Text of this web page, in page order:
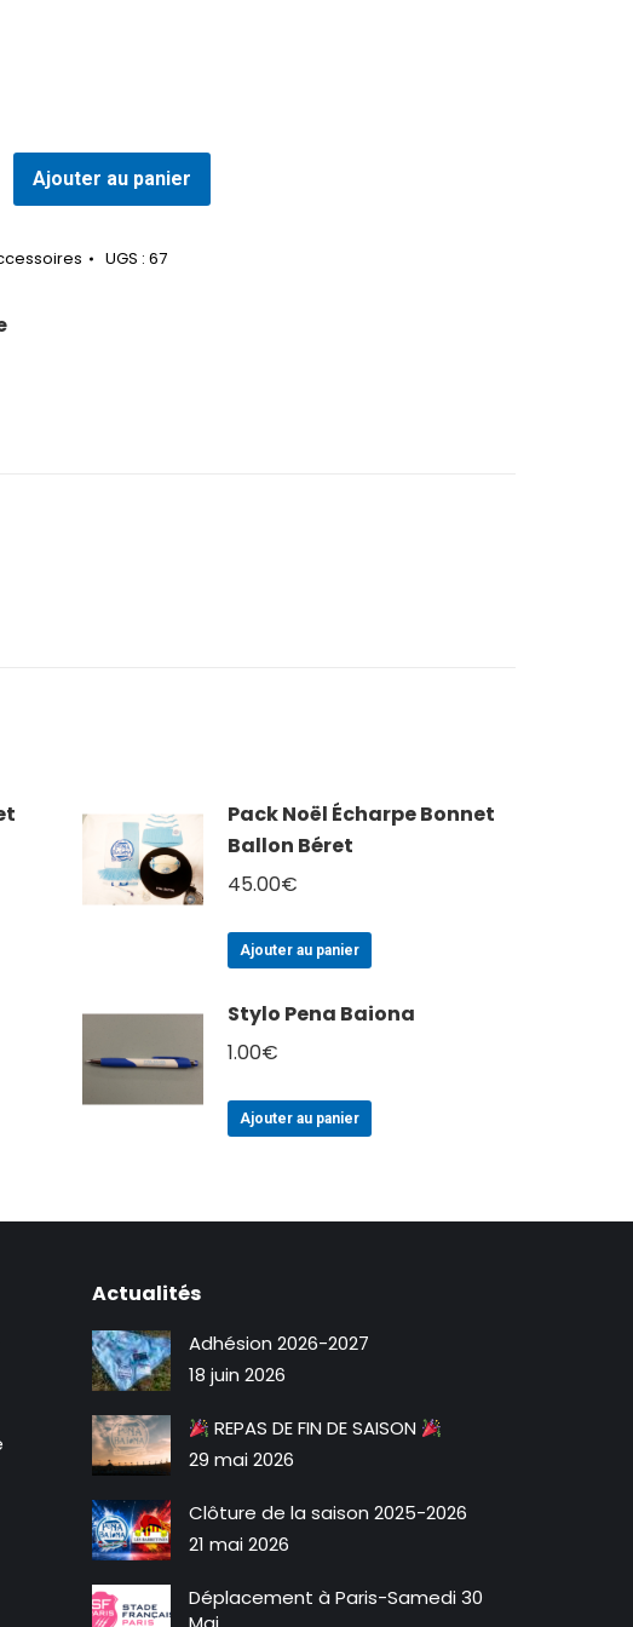
Ajouter au panier
UGS : 67
Pack Noël Écharpe Bonnet
Ballon Béret
45.00€
Ajouter au panier
Stylo Pena Baiona
1.00€
Ajouter au panier
Actualités
Adhésion 2026-2027
18 juin 2026
REPAS DE FIN DE SAISON
29 mai 2026
Clôture de la saison 2025-2026
21 mai 2026
Déplacement à Paris-Samedi 30